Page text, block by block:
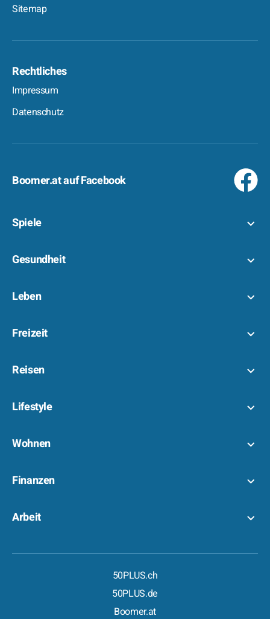
Sitemap
Rechtliches
Impressum
Datenschutz
Boomer.at auf Facebook
Spiele
Gesundheit
Leben
Freizeit
Reisen
Lifestyle
Wohnen
Finanzen
Arbeit
50PLUS.ch
50PLUS.de
Boomer.at